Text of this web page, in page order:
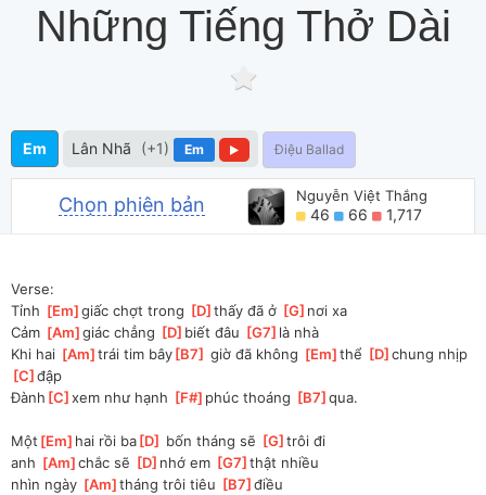
Những Tiếng Thở Dài
Em Lân Nhã (+1) Em Điệu Ballad
Chọn phiên bản Nguyễn Việt Thắng
46 66 1,717
Verse:
Tỉnh [Em ]
giấc chợt trong [D ]thấy đã ở [G ]nơi xa
Cảm [Am ]
giác chẳng [D ]biết đâu [G7 ]là nhà
Khi hai [Am ]trái tim bây[B7 ] giờ đã không [Em ]thể [D ]
chung nhịp
C ]
đập
Đành [C ]
xem như hạnh [F# ]phúc thoáng [B7 ]
qua.
Một [Em ]hai rồi ba[D bốn tháng sẽ [G ]trôi đi
anh [Am ]
chắc sẽ [D ]nhớ em [G7 ]thật nhiều
nhìn ngày [Am ]tháng trôi tiêu [B7 ]
điều